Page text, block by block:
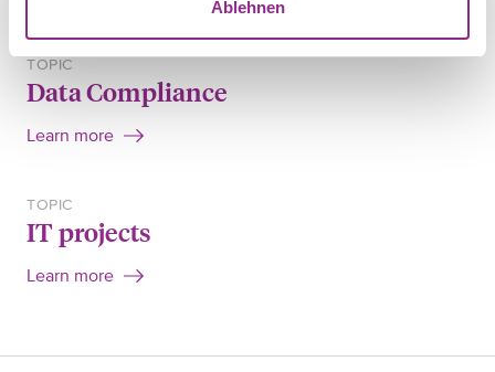
Ablehnen
TOPIC
Data Compliance
Learn more
TOPIC
IT projects
Learn more